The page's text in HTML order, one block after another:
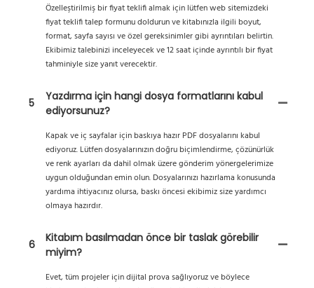
Özelleştirilmiş bir fiyat teklifi almak için lütfen web sitemizdeki
fiyat teklifi talep formunu doldurun ve kitabınızla ilgili boyut,
format, sayfa sayısı ve özel gereksinimler gibi ayrıntıları belirtin.
Ekibimiz talebinizi inceleyecek ve 12 saat içinde ayrıntılı bir fiyat
tahminiyle size yanıt verecektir.
5
Yazdırma için hangi dosya formatlarını kabul
ediyorsunuz?
Kapak ve iç sayfalar için baskıya hazır PDF dosyalarını kabul
ediyoruz. Lütfen dosyalarınızın doğru biçimlendirme, çözünürlük
ve renk ayarları da dahil olmak üzere gönderim yönergelerimize
uygun olduğundan emin olun. Dosyalarınızı hazırlama konusunda
yardıma ihtiyacınız olursa, baskı öncesi ekibimiz size yardımcı
olmaya hazırdır.
6
Kitabım basılmadan önce bir taslak görebilir
miyim?
Evet, tüm projeler için dijital prova sağlıyoruz ve böylece